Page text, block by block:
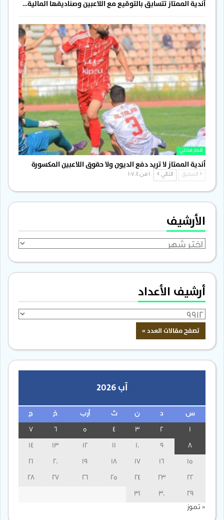
أندية الممتاز تتسابق بالتوقيع مع اللاعبين وصناديقها المالية…
قدم محلي
أندية الممتاز لا تريد دفع الديون ولا حقوق اللاعبين المكسورة
السابق التالي
الأرشيف
الأرشيف
أرشيف الأعداد
آب 2026
س ن ث أرب خ ج
3
13
14
15
16
17
18
19
20
21
22
23
24
25
26
27
28
29
30
31
« تموز